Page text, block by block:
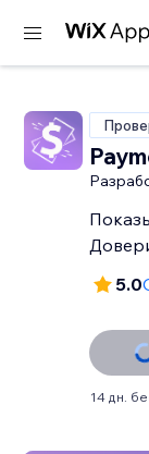
5.0
14 дн.